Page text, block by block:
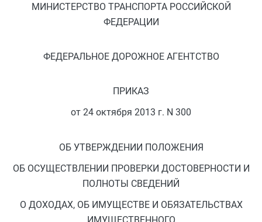
МИНИСТЕРСТВО ТРАНСПОРТА РОССИЙСКОЙ
ФЕДЕРАЦИИ
ФЕДЕРАЛЬНОЕ ДОРОЖНОЕ АГЕНТСТВО
ПРИКАЗ
от 24 октября 2013 г. N 300
ОБ УТВЕРЖДЕНИИ ПОЛОЖЕНИЯ
ОБ ОСУЩЕСТВЛЕНИИ ПРОВЕРКИ ДОСТОВЕРНОСТИ И
ПОЛНОТЫ СВЕДЕНИЙ
О ДОХОДАХ, ОБ ИМУЩЕСТВЕ И ОБЯЗАТЕЛЬСТВАХ
ИМУЩЕСТВЕННОГО